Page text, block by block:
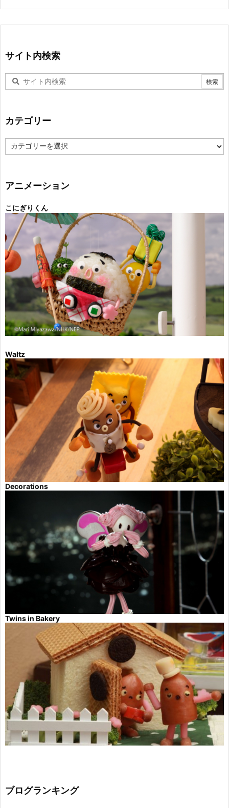
サイト内検索
カテゴリー
テ
ー
アニメーション
こにぎりくん
Waltz
Decorations
Twins in Bakery
ブログランキング